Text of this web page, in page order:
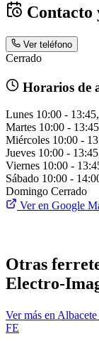
Ver teléfono
Cerrado
Horarios de
Lunes 10:00 -
Martes 10:00 -
Miércoles 10:00 -
Jueves 10:00 -
Viernes 10:00 -
Sábado 10:00 -
Domingo Cerrado
Ver en Google
Otras
Electro-
Ver más en Albacete
FE